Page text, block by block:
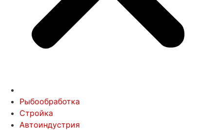
Рыбообработка
Стройка
Автоиндустрия